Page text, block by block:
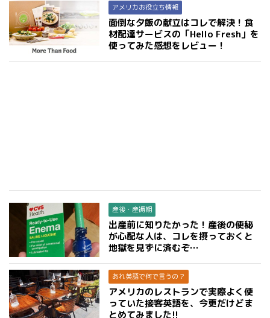
アメリカお役立ち情報
面倒な夕飯の献立はコレで解決！食
材配達サービスの「Hello Fresh」を
使ってみた感想をレビュー！
産後・産褥期
出産前に知りたかった！産後の便秘
が心配な人は、コレを摂っておくと
地獄を見ずに済むぞ…
あれ英語で何で言うの？
アメリカのレストランで実際よく使
っていた接客英語を、今更だけどま
とめてみました!!